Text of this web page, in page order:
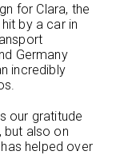
for Clara, the
by a car in
Germany
incredibly
our gratitude
but also on
helped over